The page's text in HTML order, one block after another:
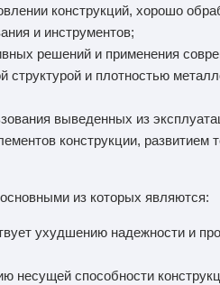
конструкций, хорошо
и инструментов;
решений и применения
и плотностью
выведенных из
конструкции, развитием
из которых являются:
ухудшению надежности и
несущей способности